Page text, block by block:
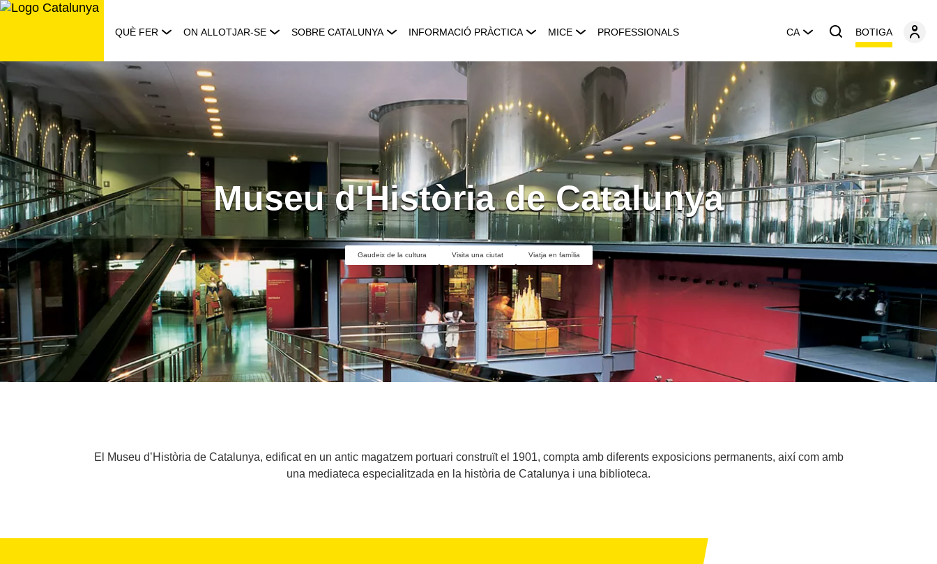
Saltar
QUÈ FER ON ALLOTJAR-SE SOBRE CATALUNYA INFORMACIÓ PRÀCTICA MICE PROFESSIONALS CA BOTIGA
Museu d'Història de Catalunya
Gaudeix de la cultura Visita una ciutat Viatja en família
El Museu d’Història de Catalunya, edificat en un antic magatzem portuari construït el 1901, compta amb diferents exposicions permanents, així com amb
una mediateca especialitzada en la història de Catalunya i una biblioteca.